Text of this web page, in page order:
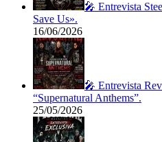
🎤 Entrevista
Save Us».
16/06/2026
🎤 Entrevista
“Supernatural Anthems”.
25/05/2026